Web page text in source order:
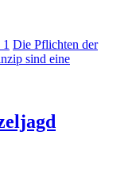
1 Die Pflichten der
sind eine